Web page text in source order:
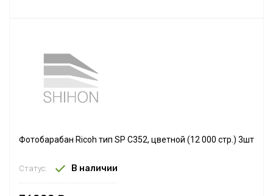
Фотобарабан Ricoh тип SP C352, цветной (12 000 стр.) 3шт
Статус: В наличии